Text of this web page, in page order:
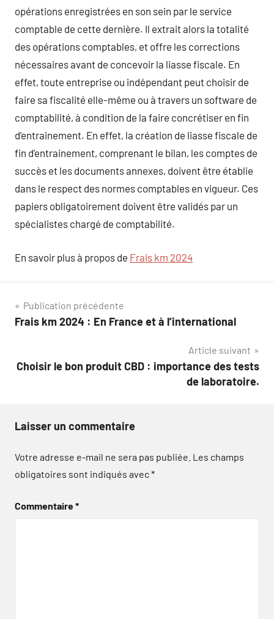
opérations enregistrées en son sein par le service
comptable de cette dernière. Il extrait alors la totalité
des opérations comptables, et offre les corrections
nécessaires avant de concevoir la liasse fiscale. En
effet, toute entreprise ou indépendant peut choisir de
faire sa fiscalité elle-même ou à travers un software de
comptabilité, à condition de la faire concrétiser en fin
d’entrainement. En effet, la création de liasse fiscale de
fin d’entrainement, comprenant le bilan, les comptes de
succès et les documents annexes, doivent être établie
dans le respect des normes comptables en vigueur. Ces
papiers obligatoirement doivent être validés par un
spécialistes chargé de comptabilité.
En savoir plus à propos de Frais km 2024
Navigation
de
Publication précédente
Frais km 2024 : En France et à l’international
Article suivant
Choisir le bon produit CBD : importance des tests
de laboratoire.
Laisser un commentaire
Votre adresse e-mail ne sera pas publiée. Les champs
obligatoires sont indiqués avec*
Commentaire*